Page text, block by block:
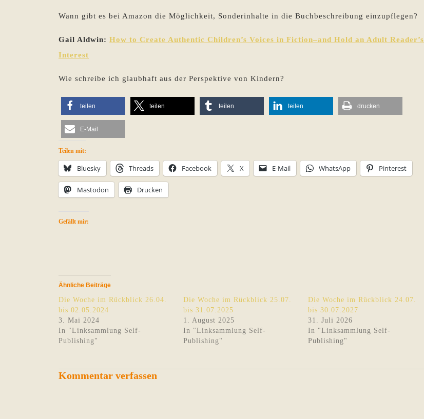
Wann gibt es bei Amazon die Möglichkeit, Sonderinhalte in die Buchbeschreibung einzupflegen?
Gail Aldwin: How to Create Authentic Children’s Voices in Fiction–and Hold an Adult Reader’s
Interest
Wie schreibe ich glaubhaft aus der Perspektive von Kindern?
teilen teilen teilen teilen drucken
E-Mail
Teilen mit:
Bluesky Threads Facebook X E-Mail WhatsApp Pinterest
Mastodon Drucken
Gefällt mir:
Ähnliche Beiträge
Die Woche im Rückblick 26.04.
bis 02.05.2024
3. Mai 2024
In "Linksammlung Self-
Publishing"
Die Woche im Rückblick 25.07.
bis 31.07.2025
1. August 2025
In "Linksammlung Self-
Publishing"
Die Woche im Rückblick 24.07.
bis 30.07.2027
31. Juli 2026
In "Linksammlung Self-
Publishing"
Kommentar verfassen